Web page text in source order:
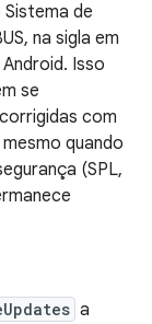
de
na sigla em
Isso
se
com
quando
(SPL,
a